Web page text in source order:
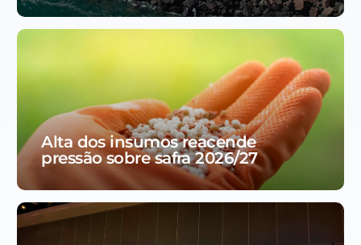
Alta dos insumos reacende
pressão sobre safra 2026/27